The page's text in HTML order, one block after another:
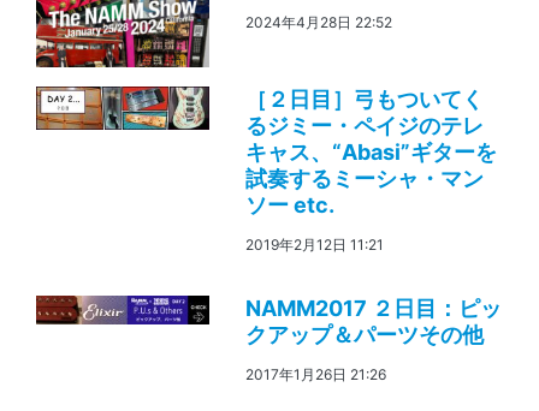
2024年4月28日 22:52
［２日目］弓もついてく
るジミー・ペイジのテレ
キャス、“Abasi”ギターを
試奏するミーシャ・マン
ソー etc.
2019年2月12日 11:21
NAMM2017 ２日目：ピッ
クアップ＆パーツその他
2017年1月26日 21:26